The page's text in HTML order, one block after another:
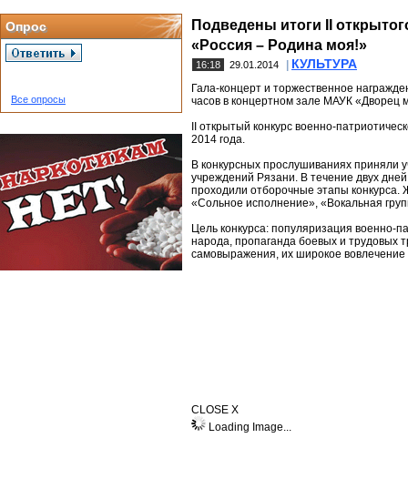
Опрос
Все опросы
Подведены итоги II
«Россия – Родина моя!»
16:18 29.01.2014 КУЛЬТУРА
Гала-концерт и торжественное
часов в концертном зале МАУК «Дворец
II открытый конкурс военно-
2014 года.
В конкурсных прослушиваниях приняли
учреждений Рязани. В течение двух
проходили отборочные этапы
«Сольное исполнение», «Вокальная
Цель конкурса: популяризация военно-
народа, пропаганда боевых и трудовых
самовыражения, их широкое вовлечение
CLOSE X
Loading Image...